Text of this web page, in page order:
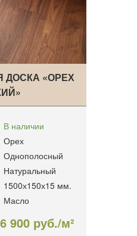
«ОРЕХ
В наличии
Орех
Однополосный
Натуральный
1500х150х15 мм.
Масло
6 900 руб./м²